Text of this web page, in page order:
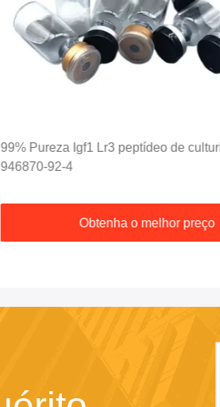
99% Pureza Igf1 Lr3 peptídeo de
946870-92-4
Obtenha o melhor preço